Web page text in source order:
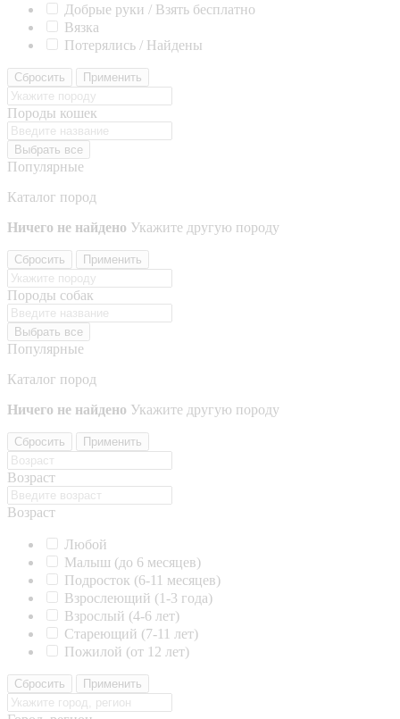
Добрые руки / Взять бесплатно
Вязка
Потерялись / Найдены
Сбросить Применить
Породы кошек
Выбрать все
Популярные
Каталог пород
Ничего не найдено Укажите другую породу
Сбросить Применить
Породы собак
Выбрать все
Популярные
Каталог пород
Ничего не найдено Укажите другую породу
Сбросить Применить
Возраст
Возраст
Любой
Малыш (до 6 месяцев)
Подросток (6-11 месяцев)
Взрослеющий (1-3 года)
Взрослый (4-6 лет)
Стареющий (7-11 лет)
Пожилой (от 12 лет)
Сбросить Применить